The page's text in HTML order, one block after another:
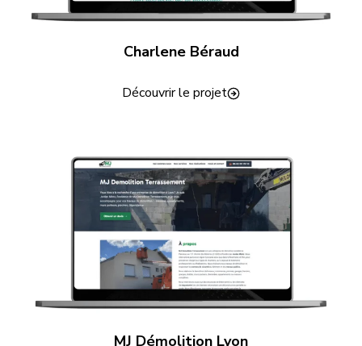
Charlene Béraud
Découvrir le projet
MJ Démolition Lyon